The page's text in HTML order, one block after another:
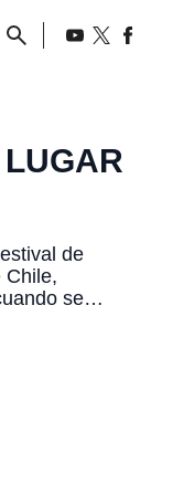
de
Chile,
se
7 de